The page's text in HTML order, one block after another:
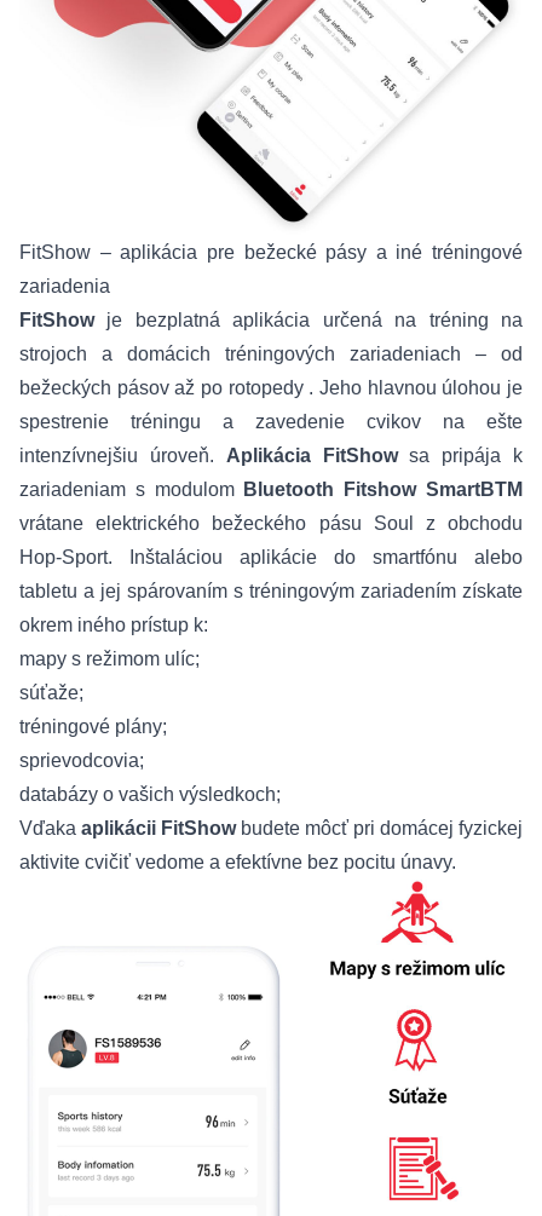
FitShow – aplikácia pre bežecké pásy a iné tréningové
zariadenia
FitShow je bezplatná aplikácia určená na tréning na
strojoch a domácich tréningových zariadeniach – od
bežeckých pásovaž po rotopedy . Jeho hlavnou úlohou je
spestrenie tréningu a zavedenie cvikov na ešte
intenzívnejšiu úroveň. Aplikácia FitShowsa pripája k
zariadeniam s modulom Bluetooth Fitshow SmartBTM
vrátane elektrického bežeckého pásu Soul z obchodu
Hop-Sport. Inštaláciou aplikácie do smartfónu alebo
tabletu a jej spárovaním s tréningovým zariadením získate
okrem iného prístup k:
mapy s režimom ulíc;
súťaže;
tréningové plány;
sprievodcovia;
databázy o vašich výsledkoch;
Vďaka aplikácii FitShow budete môcť pri domácej fyzickej
aktivite cvičiť vedome a efektívne bez pocitu únavy.